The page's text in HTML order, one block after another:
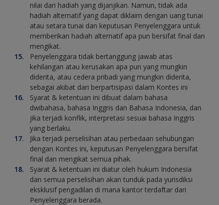
nilai dari hadiah yang dijanjikan. Namun, tidak ada
hadiah alternatif yang dapat diklaim dengan uang tunai
atau setara tunai dan keputusan Penyelenggara untuk
memberikan hadiah alternatif apa pun bersifat final dan
mengikat.
Penyelenggara tidak bertanggung jawab atas
kehilangan atau kerusakan apa pun yang mungkin
diderita, atau cedera pribadi yang mungkin diderita,
sebagai akibat dari berpartisipasi dalam Kontes ini
Syarat & ketentuan ini dibuat dalam bahasa
dwibahasa, bahasa Inggris dan Bahasa Indonesia, dan
jika terjadi konflik, interpretasi sesuai bahasa Inggris
yang berlaku.
Jika terjadi perselisihan atau perbedaan sehubungan
dengan Kontes ini, keputusan Penyelenggara bersifat
final dan mengikat semua pihak.
Syarat & ketentuan ini diatur oleh hukum Indonesia
dan semua perselisihan akan tunduk pada yurisdiksi
eksklusif pengadilan di mana kantor terdaftar dari
Penyelenggara berada.